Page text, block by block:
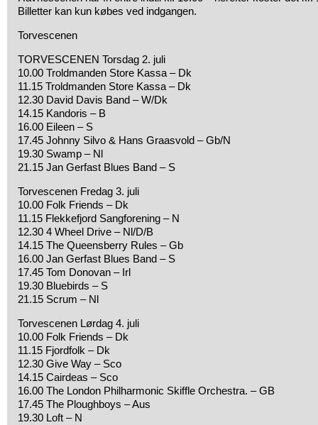
Billetter kan kun købes ved indgangen.
Torvescenen
TORVESCENEN Torsdag 2. juli
10.00 Troldmanden Store Kassa – Dk
11.15 Troldmanden Store Kassa – Dk
12.30 David Davis Band – W/Dk
14.15 Kandoris – B
16.00 Eileen – S
17.45 Johnny Silvo & Hans Graasvold – Gb/N
19.30 Swamp – Nl
21.15 Jan Gerfast Blues Band – S
Torvescenen Fredag 3. juli
10.00 Folk Friends – Dk
11.15 Flekkefjord Sangforening – N
12.30 4 Wheel Drive – Nl/D/B
14.15 The Queensberry Rules – Gb
16.00 Jan Gerfast Blues Band – S
17.45 Tom Donovan – Irl
19.30 Bluebirds – S
21.15 Scrum – Nl
Torvescenen Lørdag 4. juli
10.00 Folk Friends – Dk
11.15 Fjordfolk – Dk
12.30 Give Way – Sco
14.15 Cairdeas – Sco
16.00 The London Philharmonic Skiffle Orchestra. – GB
17.45 The Ploughboys – Aus
19.30 Loft – N